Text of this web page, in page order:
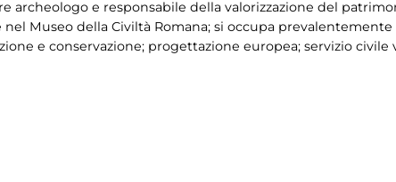
archeologo e responsabile della valorizzazione del
nel Museo della Civiltà Romana; si occupa
e conservazione; progettazione europea; servizio civile